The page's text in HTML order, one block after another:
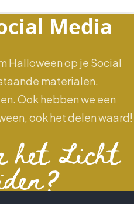
Media
Halloween op je Social
materialen.
Ook hebben we een
ook het delen waard!
het Licht